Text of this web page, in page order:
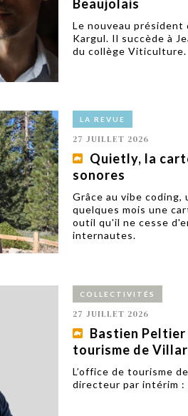
Beaujolais
Le nouveau
Kargul. Il succède à
du collège Viticulture.
LA REVUE
27 JUILLET 2026
Quietly, la
sonores
Grâce au vibe
quelques mois une
outil qu'il ne cesse
internautes.
COLLECTIVITÉS
27 JUILLET 2026
Bastien
tourisme de
L’office de tourisme
directeur par intérim :